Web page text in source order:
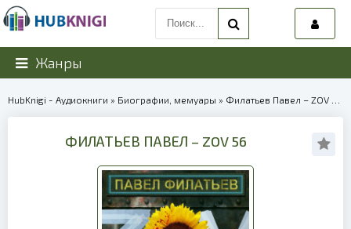
Жанры
HubKnigi - Аудиокниги » Биографии, мемуары » Филатьев Павел – ZOV 56 | 40346
ФИЛАТЬЕВ ПАВЕЛ – ZOV 56